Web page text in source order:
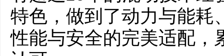
特色，做到了动力与能耗
性能与安全的完美适配，